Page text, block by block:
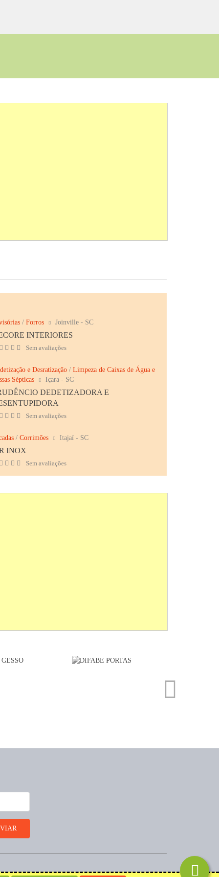
/Forros Joinville - SC
INTERIORES
Sem avaliações
e Desratização /Limpeza de Caixas de Água e
Sépticas
Içara - SC
DEDETIZADORA E
Sem avaliações
/Corrimões Itajaí - SC
INOX
Sem avaliações